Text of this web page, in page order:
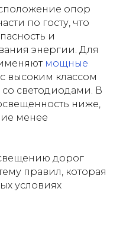
опор
по госту, что
и
энергии. Для
мощные
с высоким классом
светодиодами. В
ниже,
менее
дорог
правил, которая
условиях